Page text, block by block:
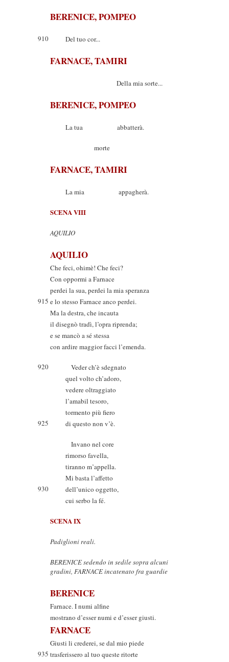
BERENICE, POMPEO
910 Del tuo cor...
FARNACE, TAMIRI
Della mia sorte...
BERENICE, POMPEO
La tua abbatterà.
morte
FARNACE, TAMIRI
La mia appagherà.
SCENA VIII
AQUILIO
AQUILIO
Che feci, ohimè! Che feci?
Con oppormi a Farnace
perdei la sua, perdei la mia speranza
915 e lo stesso Farnace anco perdei.
Ma la destra, che incauta
il disegnò tradì, l’opra riprenda;
e se mancò a sé stessa
con ardire maggior facci l’emenda.
920
Veder ch’è sdegnato
quel volto ch’adoro,
vedere oltraggiato
l’amabil tesoro,
tormento più fiero
925
di questo non v’è.
Invano nel core
rimorso favella,
tiranno m’appella.
Mi basta l’affetto
930
dell’unico oggetto,
cui serbo la fé.
SCENA IX
Padiglioni reali.
BERENICE sedendo in sedile sopra alcuni
gradini, FARNACE incatenato fra guardie
BERENICE
Farnace. I numi alfine
mostrano d’esser numi e d’esser giusti.
FARNACE
Giusti li crederei, se dal mio piede
935 trasferissero al tuo queste ritorte